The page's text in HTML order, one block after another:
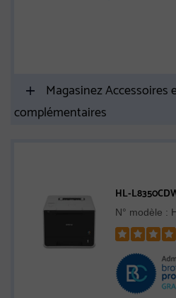
Magasinez
complémentaires
HL-
N° modèle :
4.2
out
of